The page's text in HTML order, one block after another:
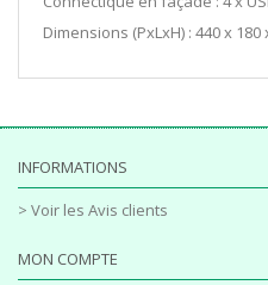
Dimensions (PxLxH) : 440 x 180
INFORMATIONS
> Voir les Avis clients
MON COMPTE